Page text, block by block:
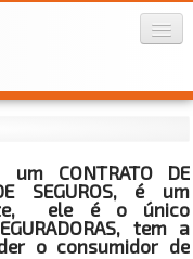
CONTRATO DE
SEGUROS, é um
ele é o único
tem a
o consumidor de